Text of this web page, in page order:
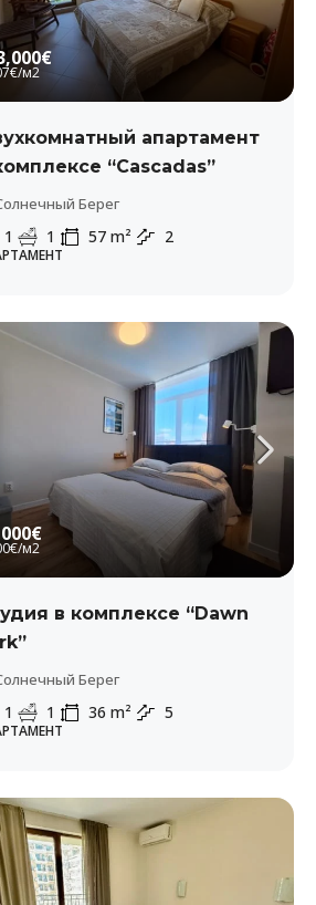
/м2
апартамент
“Cascadas”
Берег
1 1 57 m² 2
/м2
в комплексе “Dawn
Берег
1 1 36 m² 5